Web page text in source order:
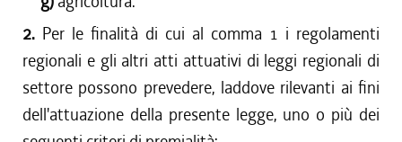
2. Per le finalità di cui al comma 1 i regolamenti
regionali e gli altri atti attuativi di leggi regionali di
settore possono prevedere, laddove rilevanti ai fini
dell'attuazione della presente legge, uno o più dei